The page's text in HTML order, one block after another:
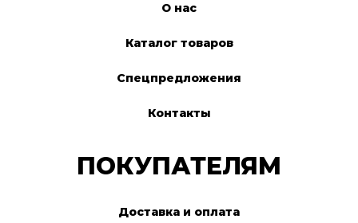
О нас
Каталог товаров
Спецпредложения
Контакты
ПОКУПАТЕЛЯМ
Доставка и оплата